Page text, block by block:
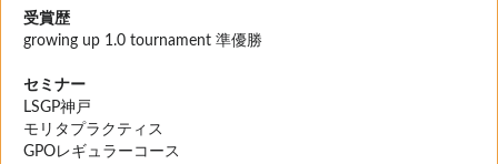
受賞歴
growing up 1.0 tournament 準優勝
セミナー
LSGP神戸
モリタプラクティス
GPOレギュラーコース